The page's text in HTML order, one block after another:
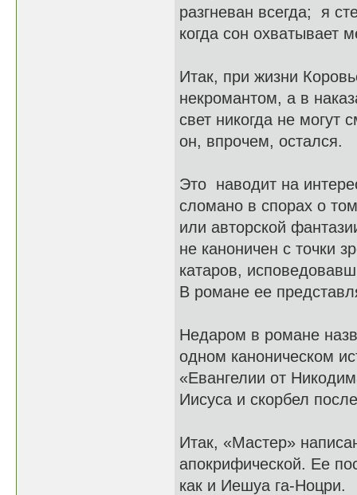
разгневан всегда; я
когда сон охватывает
Итак, при жизни
некромантом, а в
свет никогда не
он, впрочем, остался.
Это наводит на
сломано в спорах о
или авторской
не каноничен с точки
катаров,
В романе ее
Недаром в романе
одном каноническом
«Евангелии от
Иисуса и скорбел
Итак, «Мастер»
апокрифической. Ее
как и Иешуа га-Ноцри.